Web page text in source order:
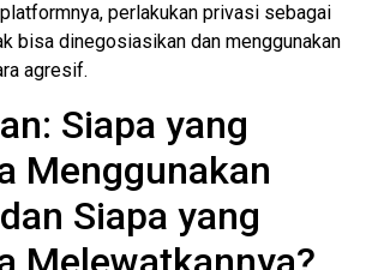
perlakukan privasi sebagai
bisa dinegosiasikan dan menggunakan
agresif.
Siapa yang
Menggunakan
Siapa yang